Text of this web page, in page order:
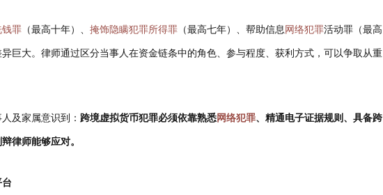
罪 （最高十年）、 掩饰隐瞒犯罪所得罪 （最高七年）、帮助信息网络犯罪活动罪（最高
巨大。律师通过区分当事人在资金链条中的角色、参与程度、获利方式，可以争取从重
及家属意识到： 跨境虚拟货币犯罪必须依靠熟悉网络犯罪、精通电子证据规则、具备跨
律师能够应对。